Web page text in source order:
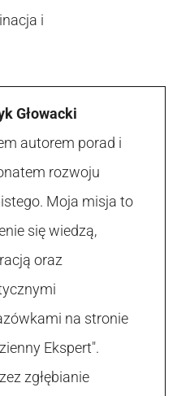
i
Głowacki
autorem porad i
rozwoju
Moja misja to
się wiedzą,
oraz
na stronie
Ekspert".
zgłębianie